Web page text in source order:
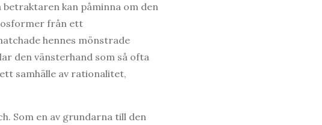
betraktaren kan påminna om den
från ett
hennes mönstrade
den vänsterhand som så ofta
samhälle av rationalitet,
Som en av grundarna till den